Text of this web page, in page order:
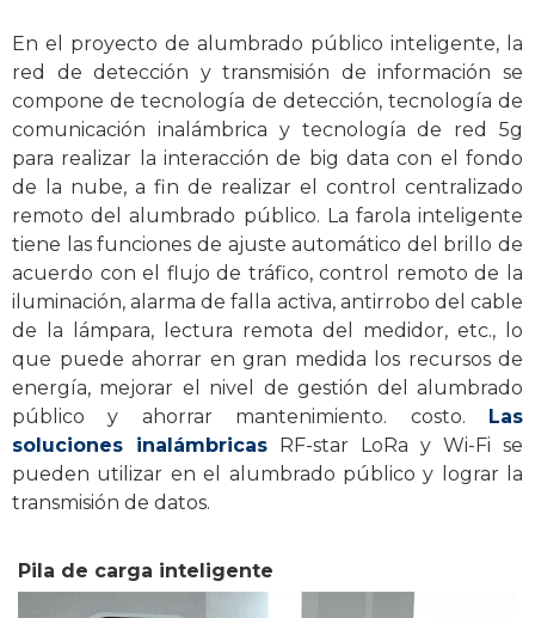
En el proyecto de alumbrado público inteligente, la
red de detección y transmisión de información se
compone de tecnología de detección, tecnología de
comunicación inalámbrica y tecnología de red 5g
para realizar la interacción de big data con el fondo
de la nube, a fin de realizar el control centralizado
remoto del alumbrado público. La farola inteligente
tiene las funciones de ajuste automático del brillo de
acuerdo con el flujo de tráfico, control remoto de la
iluminación, alarma de falla activa, antirrobo del cable
de la lámpara, lectura remota del medidor, etc., lo
que puede ahorrar en gran medida los recursos de
energía, mejorar el nivel de gestión del alumbrado
público y ahorrar mantenimiento. costo. Las
soluciones inalámbricas RF-star LoRa y Wi-Fi se
pueden utilizar en el alumbrado público y lograr la
transmisión de datos.
Pila de carga inteligente